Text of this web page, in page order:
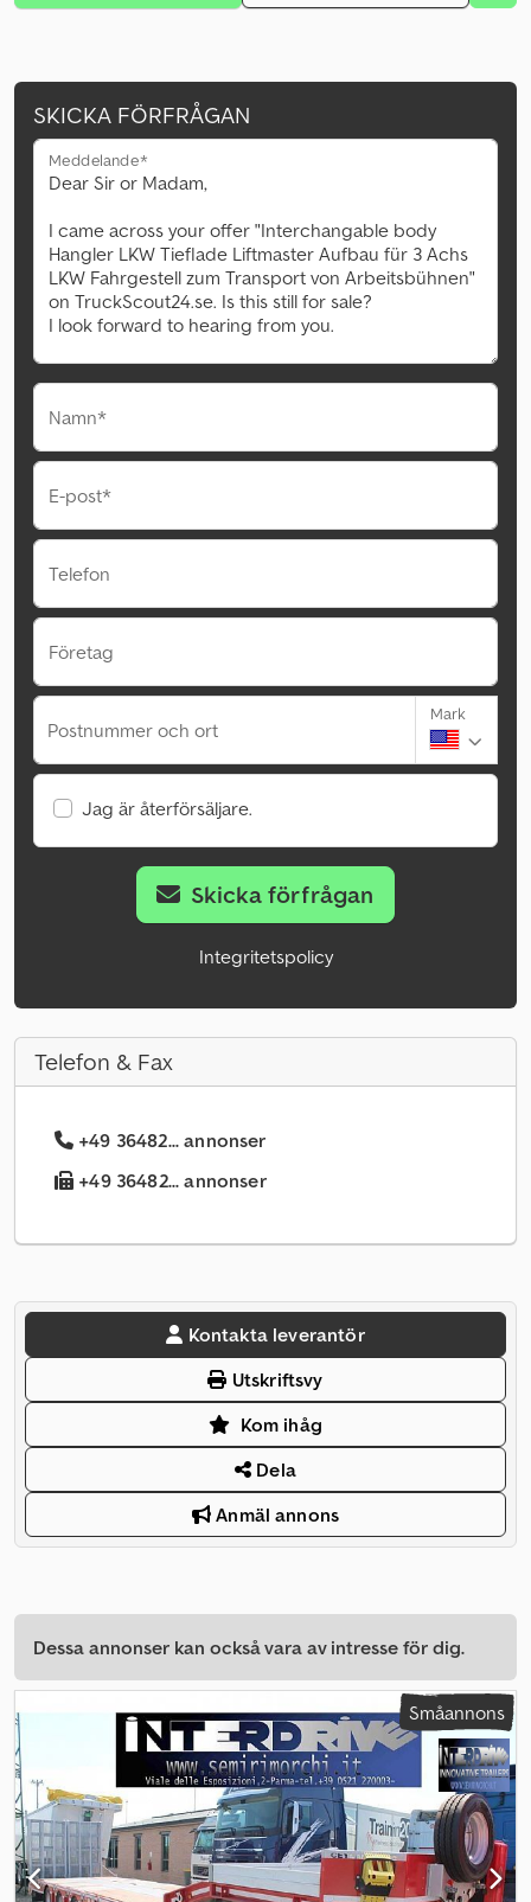
SKICKA FÖRFRÅGAN
Meddelande*
Namn*
E-post*
Telefon
Företag
Postnummer och ort
Mark
Jag är återförsäljare.
Skicka förfrågan
Integritetspolicy
Telefon & Fax
+49 36482... annonser
+49 36482... annonser
Kontakta leverantör
Utskriftsvy
Kom ihåg
Dela
Anmäl annons
Dessa annonser kan också vara av intresse för dig.
Småannons